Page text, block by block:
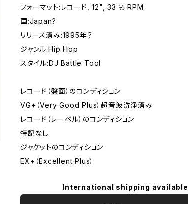
フォーマット:レコード, 12", 33 ⅓ RPM
国:Japan?
リリース済み:1995年？
ジャンル:Hip Hop
スタイル:DJ Battle Tool
レコード（盤面）のコンディション
VG+（Very Good Plus）超音波洗浄済み
レコード（レーベル）のコンディション
特記なし
ジャケットのコンディション
EX+（Excellent Plus）
International shipping available